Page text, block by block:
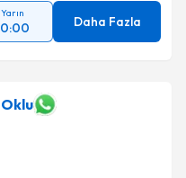
Yarın
Daha Fazla